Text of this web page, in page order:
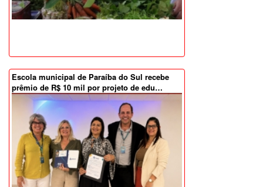
Escola municipal de Paraíba do Sul recebe
prêmio de R$ 10 mil por projeto de edu…